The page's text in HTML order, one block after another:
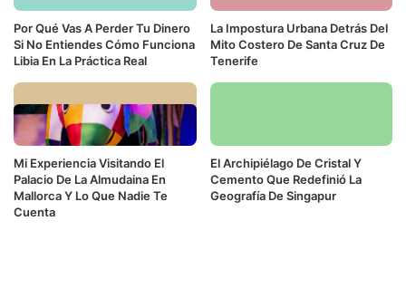
Por Qué Vas A Perder Tu Dinero
Si No Entiendes Cómo Funciona
Libia En La Práctica Real
La Impostura Urbana Detrás Del
Mito Costero De Santa Cruz De
Tenerife
Mi Experiencia Visitando El
Palacio De La Almudaina En
Mallorca Y Lo Que Nadie Te
Cuenta
El Archipiélago De Cristal Y
Cemento Que Redefinió La
Geografía De Singapur